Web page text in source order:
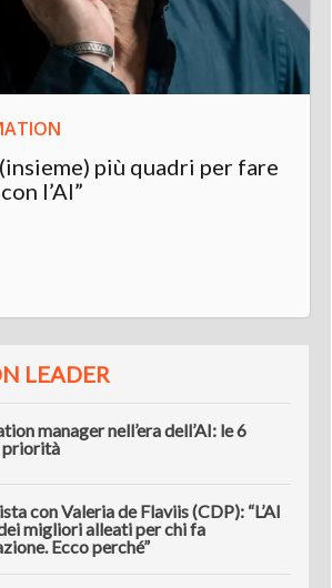
più quadri per fare
l’AI”
LEADER
manager nell’era dell’AI: le 6
priorità
con Valeria de Flaviis (CDP): “L’AI
migliori alleati per chi fa
Ecco perché”